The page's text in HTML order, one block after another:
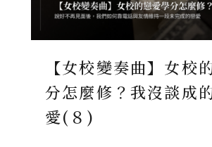
【女校變奏曲】女校
分怎麼修？我沒談成
愛(８)